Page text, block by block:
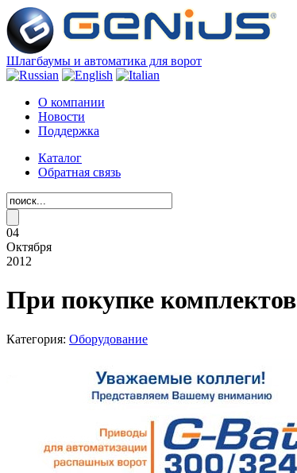
Шлагбаумы и автоматика для ворот
О компании
Новости
Поддержка
Каталог
Обратная связь
04
Октября
2012
При покупке
Категория: Оборудование